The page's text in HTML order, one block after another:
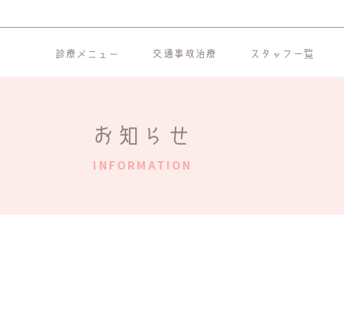
診療メニュー 交通事故治療 スタッフ一覧
お知らせ
INFORMATION